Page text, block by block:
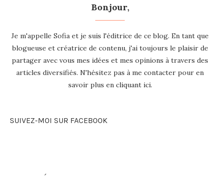
Bonjour,
Je m'appelle Sofia et je suis l'éditrice de ce blog. En tant que
blogueuse et créatrice de contenu, j'ai toujours le plaisir de
partager avec vous mes idées et mes opinions à travers des
articles diversifiés. N'hésitez pas à me contacter pour en
savoir plus en cliquant ici.
SUIVEZ-MOI SUR FACEBOOK